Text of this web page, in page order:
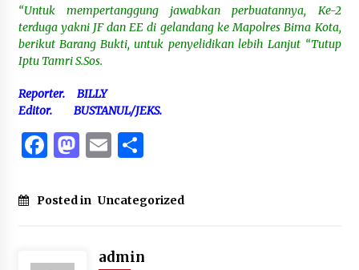
“Untuk mempertanggung jawabkan perbuatannya, Ke-2
terduga yakni JF dan EE di gelandang ke Mapolres Bima Kota,
berikut Barang Bukti, untuk penyelidikan lebih Lanjut “Tutup
Iptu Tamri S.Sos.
Reporter. BILLY
Editor. BUSTANUL/JEKS.
Facebook
Mastodon
EmailShare
Posted in Uncategorized
admin